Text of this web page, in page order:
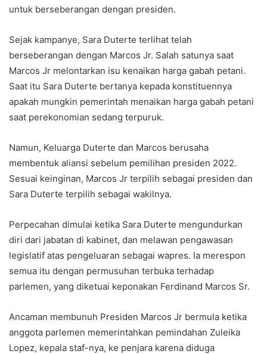
untuk berseberangan dengan presiden.
Sejak kampanye, Sara Duterte terlihat telah
berseberangan dengan Marcos Jr. Salah satunya saat
Marcos Jr melontarkan isu kenaikan harga gabah petani.
Saat itu Sara Duterte bertanya kepada konstituennya
apakah mungkin pemerintah menaikan harga gabah petani
saat perekonomian sedang terpuruk.
Namun, Keluarga Duterte dan Marcos berusaha
membentuk aliansi sebelum pemilihan presiden 2022.
Sesuai keinginan, Marcos Jr terpilih sebagai presiden dan
Sara Duterte terpilih sebagai wakilnya.
Perpecahan dimulai ketika Sara Duterte mengundurkan
diri dari jabatan di kabinet, dan melawan pengawasan
legislatif atas pengeluaran sebagai wapres. Ia merespon
semua itu dengan permusuhan terbuka terhadap
parlemen, yang diketuai keponakan Ferdinand Marcos Sr.
Ancaman membunuh Presiden Marcos Jr bermula ketika
anggota parlemen memerintahkan pemindahan Zuleika
Lopez, kepala staf-nya, ke penjara karena diduga